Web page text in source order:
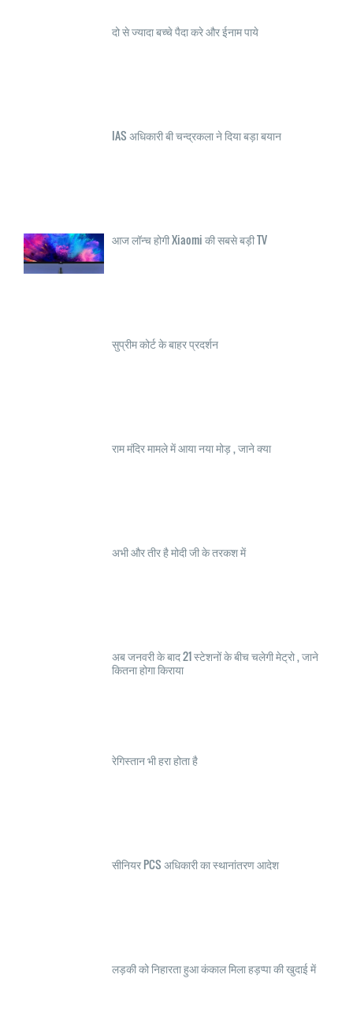
दो से ज्यादा बच्चे पैदा करे और ईनाम पाये
IAS अधिकारी बी चन्द्रकला ने दिया बड़ा बयान
आज लॉन्च होगी Xiaomi की सबसे बड़ी TV
सुप्रीम कोर्ट के बाहर प्रदर्शन
राम मंदिर मामले में आया नया मोड़ , जाने क्या
अभी और तीर है मोदी जी के तरकश में
अब जनवरी के बाद 21 स्टेशनों के बीच चलेगी मेट्रो , जाने
कितना होगा किराया
रेगिस्तान भी हरा होता है
सीनियर PCS अधिकारी का स्थानांतरण आदेश
लड़की को निहारता हुआ कंकाल मिला हड़प्पा की खुदाई में